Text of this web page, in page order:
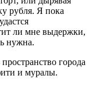
рубля. Я пока
ли мне выдержки,
нужна.
города
и муралы.